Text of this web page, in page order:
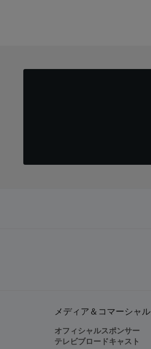
メディア＆コマーシャル
オフィシャルスポンサー
テレビブロードキャスト